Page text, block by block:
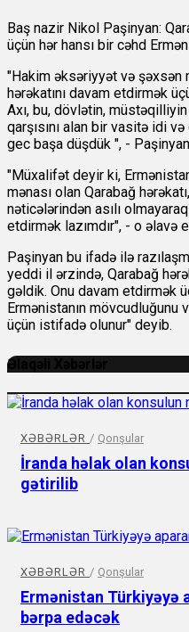
Baş nazir Nikol Paşinyan:
üçün hər hansı bir cəhd
"Hakim əksəriyyət və şəxsən
hərəkatını davam etdirmək
Axı, bu, dövlətin,
qarşısını alan bir vasitə idi
gec başa düşdük ", -
"Müxalifət deyir ki,
mənası olan Qarabağ
nəticələrindən asılı
etdirmək lazımdır", - o əlavə
Paşinyan bu ifadə ilə
yeddi il ərzində, Qarabağ
gəldik. Onu davam etdirmək
Ermənistanın mövcudluğunu
üçün istifadə olunur" deyib.
Əlaqəli Xəbərlər
XƏBƏRLƏR / Qonşular
İranda həlak olan
gətirilib
XƏBƏRLƏR / Qonşular
Ermənistan Türkiyəyə
bərpa edəcək